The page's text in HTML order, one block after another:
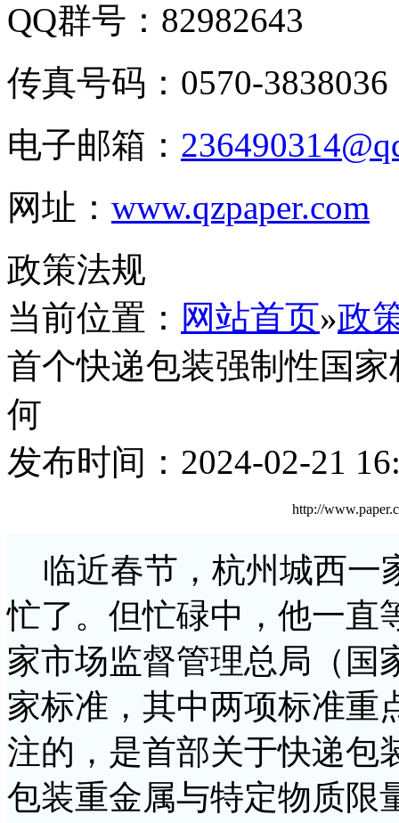
QQ群号：82982643
传真号码：0570-3838036
电子邮箱：
网址： www.qzpaper.com
政策法规
当前位置： 网站首页»政
首个快递包装强制性国
何
发布时间：2024-02-21
http://
临近春节，杭州城西一
忙了。但忙碌中，他一直
家市场监督管理总局（国
家标准，其中两项标准重
注的，是首部关于快递
包装重金属与特定物质限